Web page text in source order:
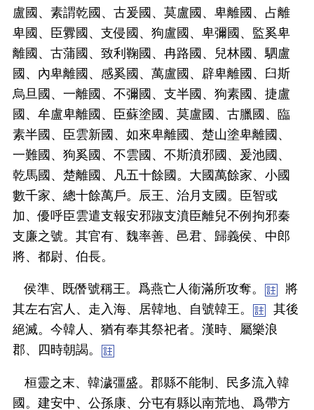
盧國、素謂乾國、古爰國、莫盧國、卑離國、占離
卑國、臣釁國、支侵國、狗盧國、卑彌國、監奚卑
離國、古蒲國、致利鞠國、冉路國、兒林國、駟盧
國、內卑離國、感奚國、萬盧國、辟卑離國、臼斯
烏旦國、一離國、不彌國、支半國、狗素國、捷盧
國、牟盧卑離國、臣蘇塗國、莫盧國、古臘國、臨
素半國、臣雲新國、如來卑離國、楚山塗卑離國、
一難國、狗奚國、不雲國、不斯濆邪國、爰池國、
乾馬國、楚離國、凡五十餘國。大國萬餘家、小國
數千家、總十餘萬戶。辰王、治月支國。臣智或
加、優呼臣雲遣支報安邪踧支濆臣離兒不例拘邪秦
支廉之號。其官有、魏率善、邑君、歸義侯、中郎
將、都尉、伯長。
侯準、既僭號稱王。爲燕亡人衞滿所攻奪。
將
其左右宮人、走入海、居韓地、自號韓王。
其後
絕滅。今韓人、猶有奉其祭祀者。漢時、屬樂浪
郡、四時朝謁。
桓靈之末、韓濊彊盛。郡縣不能制、民多流入韓
國。建安中、公孫康、分屯有縣以南荒地、爲帶方